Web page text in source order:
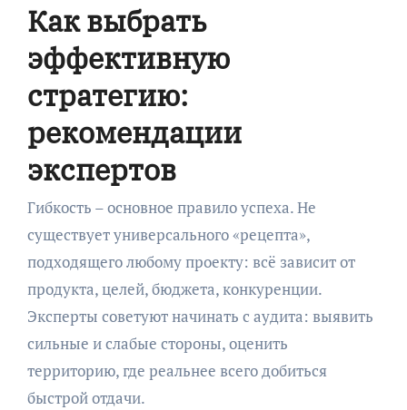
Как выбрать
эффективную
стратегию:
рекомендации
экспертов
Гибкость – основное правило успеха. Не
существует универсального «рецепта»,
подходящего любому проекту: всё зависит от
продукта, целей, бюджета, конкуренции.
Эксперты советуют начинать с аудита: выявить
сильные и слабые стороны, оценить
территорию, где реальнее всего добиться
быстрой отдачи.